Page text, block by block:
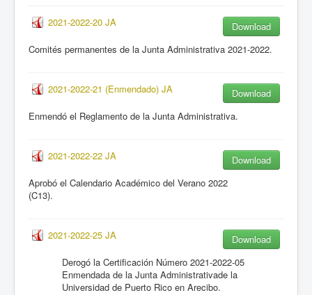
2021-2022-20 JA
Download
Comités permanentes de la Junta Administrativa 2021-2022.
2021-2022-21 (Enmendado) JA
Download
Enmendó el Reglamento de la Junta Administrativa.
2021-2022-22 JA
Download
Aprobó el Calendario Académico del Verano 2022
(C13).
2021-2022-25 JA
Download
Derogó la Certificación Número 2021-2022-05
Enmendada de la Junta Administrativade la
Universidad de Puerto Rico en Arecibo.